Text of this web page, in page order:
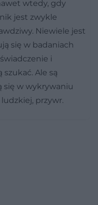
wtedy, gdy
jest zwykle
Niewiele jest
się w badaniach
i
Ale są
się w wykrywaniu
przywr.